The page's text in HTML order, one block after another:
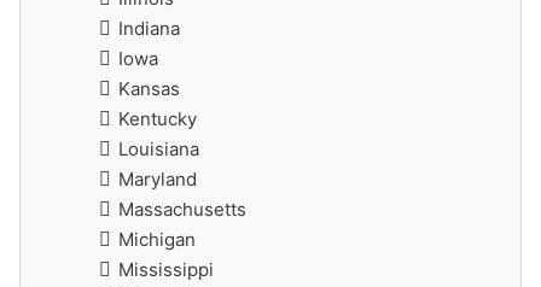
Indiana
Iowa
Kansas
Kentucky
Louisiana
Maryland
Massachusetts
Michigan
Mississippi